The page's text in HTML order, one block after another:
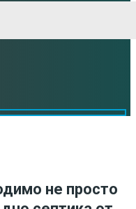
не просто